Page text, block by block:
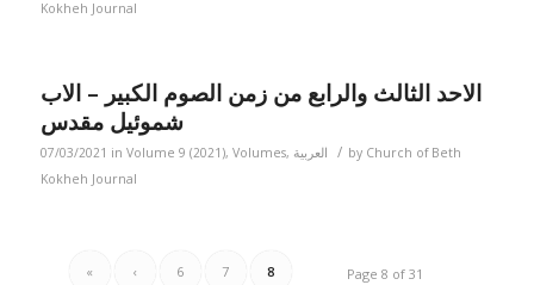
Kokheh Journal
الاحد الثالث والرابع من زمن الصوم الكبير – الاب
شموئيل مقدس
07/03/2021 in Volume 9 (2021), Volumes, العربية / by Church of Beth
Kokheh Journal
Page 8 of 31
« ‹ 6 7 8